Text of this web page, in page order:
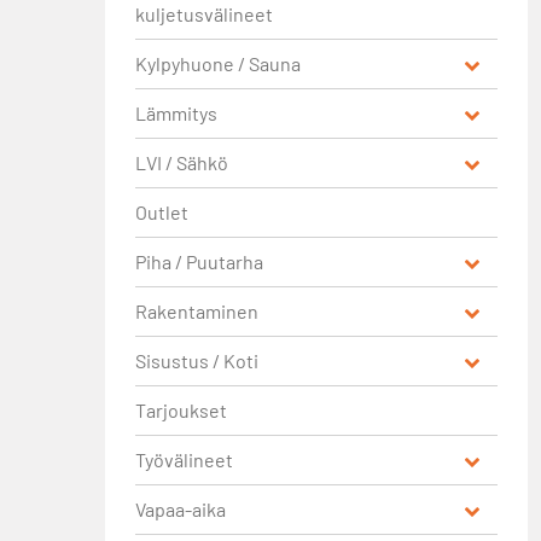
kuljetusvälineet
Kylpyhuone / Sauna
Lämmitys
LVI / Sähkö
Outlet
Piha / Puutarha
Rakentaminen
Sisustus / Koti
Tarjoukset
Työvälineet
Vapaa-aika